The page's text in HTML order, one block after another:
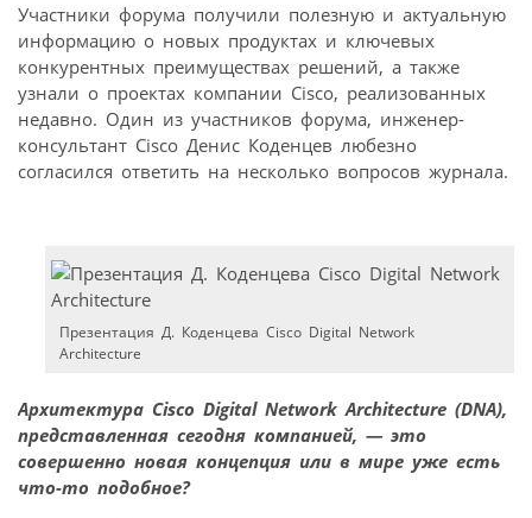
Участники форума получили полезную и актуальную
информацию о новых продуктах и ключевых
конкурентных преимуществах решений, а также
узнали о проектах компании Cisco, реализованных
недавно. Один из участников форума, инженер-
консультант Cisco Денис Коденцев любезно
согласился ответить на несколько вопросов журнала.
Презентация Д. Коденцева Cisco Digital Network
Architecture
Архитектура Cisco Digital Network Architecture (DNA),
представленная сегодня компанией, — это
совершенно новая концепция или в мире уже есть
что-то подобное?